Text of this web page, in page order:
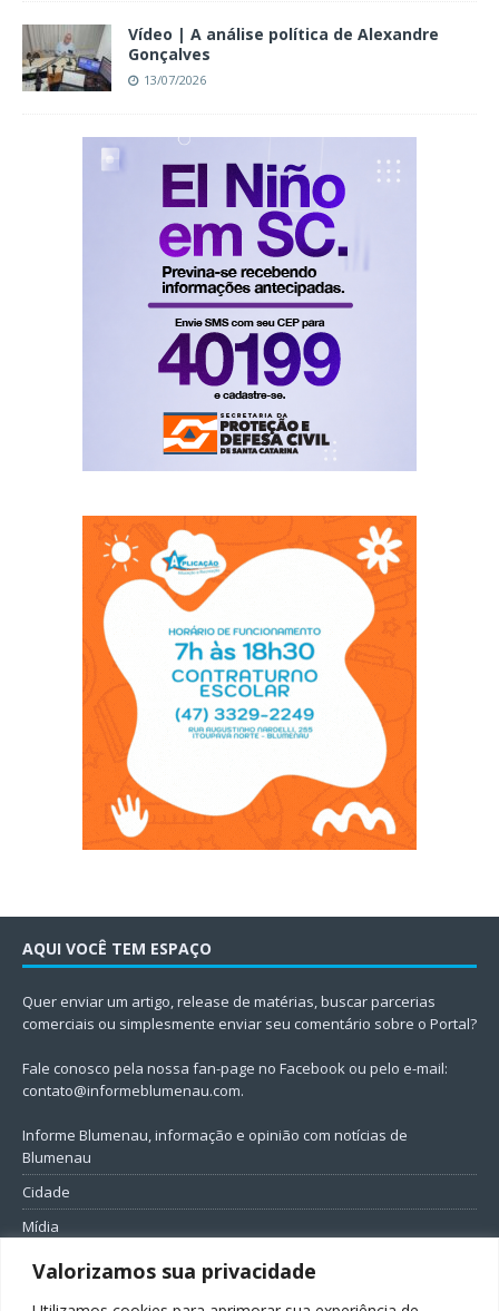
Valorizamos sua privacidade
Vídeo | A análise política de Alexandre
Gonçalves
13/07/2026
AQUI VOCÊ TEM ESPAÇO
Quer enviar um artigo, release de matérias, buscar parcerias
comerciais ou simplesmente enviar seu comentário sobre o Portal?
Fale conosco pela nossa fan-page no Facebook ou pelo e-mail:
contato@informeblumenau.com.
Informe Blumenau, informação e opinião com notícias de
Blumenau
Cidade
Mídia
Entretenimento